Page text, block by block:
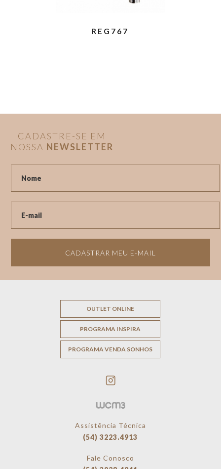
REG767
CADASTRE-SE EM
NOSSA NEWSLETTER
CADASTRAR MEU E-MAIL
OUTLET ONLINE
PROGRAMA INSPIRA
PROGRAMA VENDA SONHOS
Assistência Técnica
(54) 3223.4913
Fale Conosco